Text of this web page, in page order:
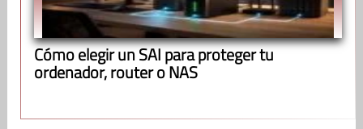
Cómo elegir un SAI para proteger tu
ordenador, router o NAS